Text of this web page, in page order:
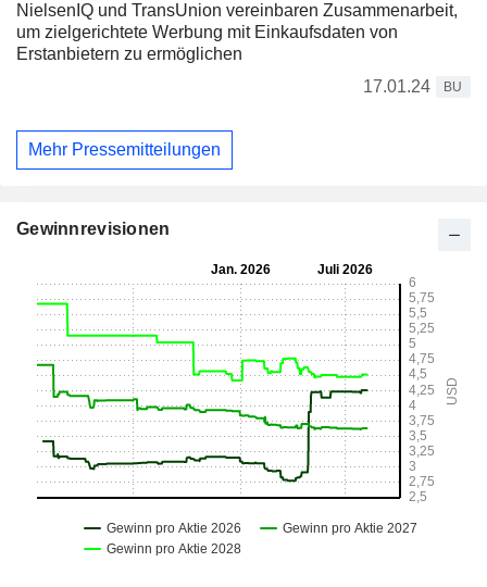
NielsenIQ und TransUnion vereinbaren Zusammenarbeit,
um zielgerichtete Werbung mit Einkaufsdaten von
Erstanbietern zu ermöglichen
17.01.24
BU
Mehr Pressemitteilungen
Gewinnrevisionen